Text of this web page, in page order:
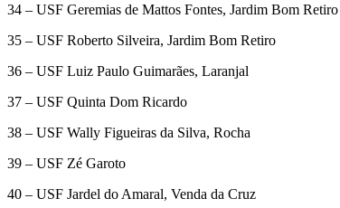
34 – USF Geremias de Mattos Fontes, Jardim Bom Retiro
35 – USF Roberto Silveira, Jardim Bom Retiro
36 – USF Luiz Paulo Guimarães, Laranjal
37 – USF Quinta Dom Ricardo
38 – USF Wally Figueiras da Silva, Rocha
39 – USF Zé Garoto
40 – USF Jardel do Amaral, Venda da Cruz